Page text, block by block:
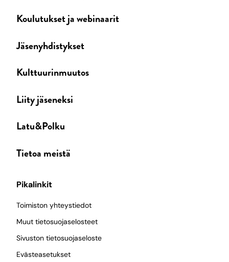
Koulutukset ja webinaarit
Jäsenyhdistykset
Kulttuurinmuutos
Liity jäseneksi
Latu&Polku
Tietoa meistä
Pikalinkit
Toimiston yhteystiedot
Muut tietosuojaselosteet
Sivuston tietosuojaseloste
Evästeasetukset